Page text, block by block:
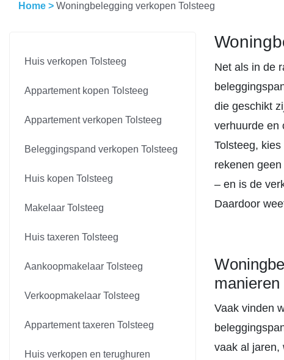
Home > Woningbelegging verkopen Tolsteeg
Huis verkopen Tolsteeg
Appartement kopen Tolsteeg
Appartement verkopen Tolsteeg
Beleggingspand verkopen Tolsteeg
Huis kopen Tolsteeg
Makelaar Tolsteeg
Huis taxeren Tolsteeg
Aankoopmakelaar Tolsteeg
Verkoopmakelaar Tolsteeg
Appartement taxeren Tolsteeg
Huis verkopen en terughuren
Net als in de
die geschikt
verhuurde en
Tolsteeg,
rekenen
– en is de
Daardoor
manieren
Vaak vinden
vaak al jaren,